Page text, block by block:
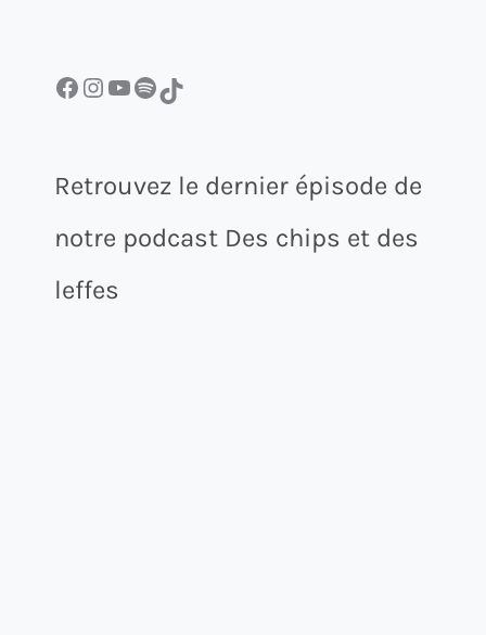
Facebook InstagramYouTube Spotify TikTok
Retrouvez le dernier épisode de
notre podcast Des chips et des
leffes